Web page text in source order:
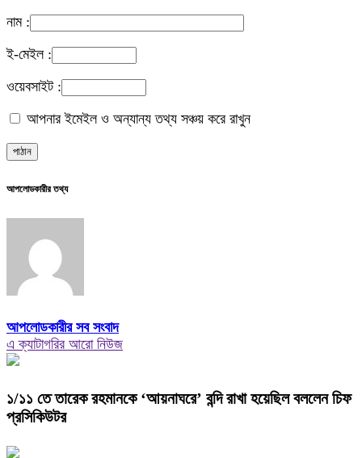
নাম :
ই-মেইল :
ওয়েবসাইট :
আপনার ইমেইল ও অন্যান্য তথ্য সঞ্চয় করে রাখুন
আপলোডকারীর তথ্য
আপলোডকারীর সব সংবাদ
এ ক্যাটাগরির আরো নিউজ
১/১১ তে তারেক রহমানকে ‘আয়নাঘরে’ বন্দি রাখা হয়েছিল বললেন চিফ
প্রসিকিউটর